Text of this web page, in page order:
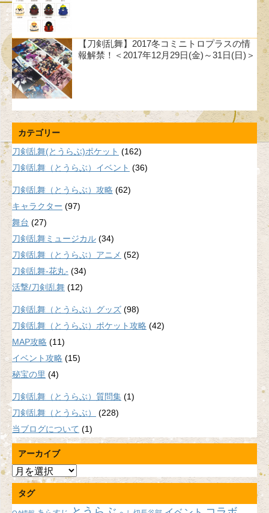
【刀剣乱舞】2017冬コミニトロプラスの情
報解禁！＜2017年12月29日(金)～31日(日)＞
カテゴリー
刀剣乱舞(とうらぶ)ポケット (162)
刀剣乱舞（とうらぶ）イベント (36)
刀剣乱舞（とうらぶ）攻略 (62)
キャラクター (97)
舞台 (27)
刀剣乱舞ミュージカル (34)
刀剣乱舞（とうらぶ）アニメ (52)
刀剣乱舞-花丸- (34)
活撃/刀剣乱舞 (12)
刀剣乱舞（とうらぶ）グッズ (98)
刀剣乱舞（とうらぶ）ポケット攻略 (42)
MAP攻略 (11)
イベント攻略 (15)
秘宝の里 (4)
刀剣乱舞（とうらぶ）質問集 (1)
刀剣乱舞（とうらぶ）
(228)
当ブログについて (1)
アーカイブ
ア
ー
カ
イ
タグ